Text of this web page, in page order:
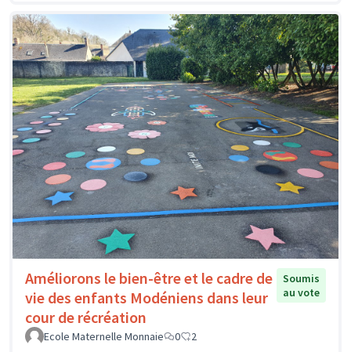
Améliorons le bien-être et le cadre de
vie des enfants Modéniens dans leur
cour de récréation
Soumis
au vote
Ecole Maternelle Monnaie 0 2